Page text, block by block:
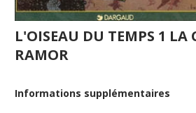
L'OISEAU DU TEMPS 1 LA
RAMOR
Informations supplémentaires